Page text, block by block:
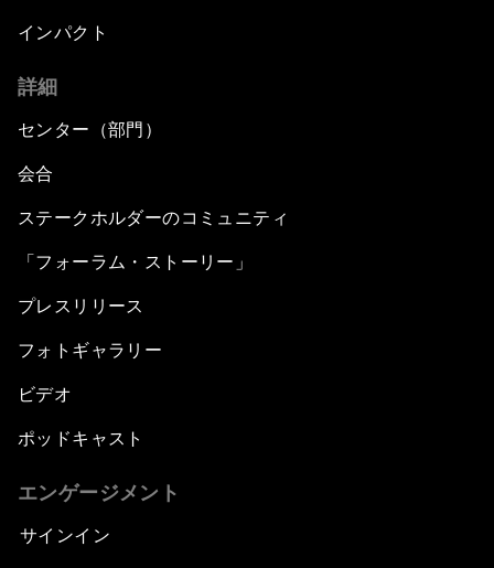
インパクト
詳細
センター（部門）
会合
ステークホルダーのコミュニティ
「フォーラム・ストーリー」
プレスリリース
フォトギャラリー
ビデオ
ポッドキャスト
エンゲージメント
サインイン